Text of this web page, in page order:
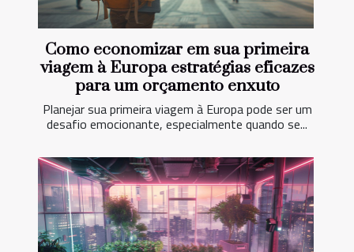
Como economizar em sua primeira
viagem à Europa estratégias eficazes
para um orçamento enxuto
Planejar sua primeira viagem à Europa pode ser um
desafio emocionante, especialmente quando se...